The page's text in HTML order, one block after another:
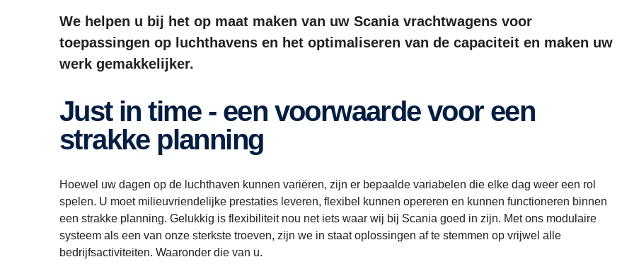
We helpen u bij het op maat maken van uw Scania vrachtwagens voor
toepassingen op luchthavens en het optimaliseren van de capaciteit en maken uw
werk gemakkelijker.
Just in time - een voorwaarde voor een
strakke planning
Hoewel uw dagen op de luchthaven kunnen variëren, zijn er bepaalde variabelen die elke dag weer een rol
spelen. U moet milieuvriendelijke prestaties leveren, flexibel kunnen opereren en kunnen functioneren binnen
een strakke planning. Gelukkig is flexibiliteit nou net iets waar wij bij Scania goed in zijn. Met ons modulaire
systeem als een van onze sterkste troeven, zijn we in staat oplossingen af te stemmen op vrijwel alle
bedrijfsactiviteiten. Waaronder die van u.